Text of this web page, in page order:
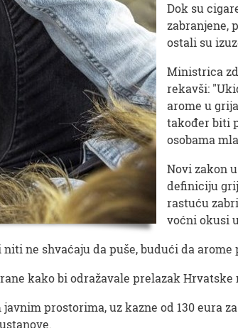
Dok su
zabranjene,
ostali su
Ministrica
rekavši:
arome u
također biti
osobama
Novi zakon
definiciju
rastuću
voćni okusi
ne shvaćaju da puše, budući da
kako bi odražavale prelazak Hrvatske
prostorima, uz kazne od 130 eura